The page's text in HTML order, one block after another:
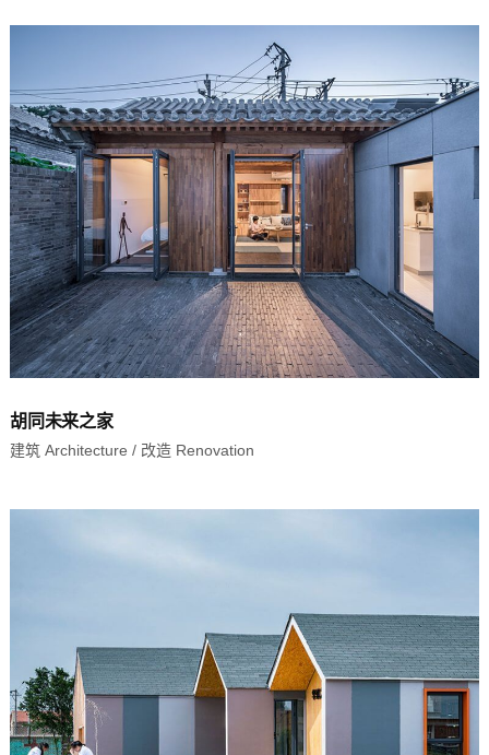
胡同未来之家
建筑 Architecture / 改造 Renovation